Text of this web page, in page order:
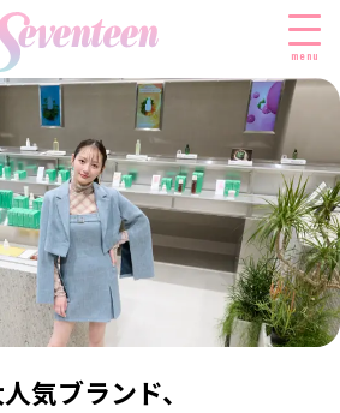
menu
事
ース
ス
気ブランド、